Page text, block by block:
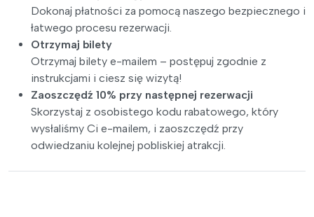
Dokonaj płatności za pomocą naszego bezpiecznego i
łatwego procesu rezerwacji.
Otrzymaj bilety
Otrzymaj bilety e-mailem – postępuj zgodnie z
instrukcjami i ciesz się wizytą!
Zaoszczędź 10% przy następnej rezerwacji
Skorzystaj z osobistego kodu rabatowego, który
wysłaliśmy Ci e-mailem, i zaoszczędź przy
odwiedzaniu kolejnej pobliskiej atrakcji.